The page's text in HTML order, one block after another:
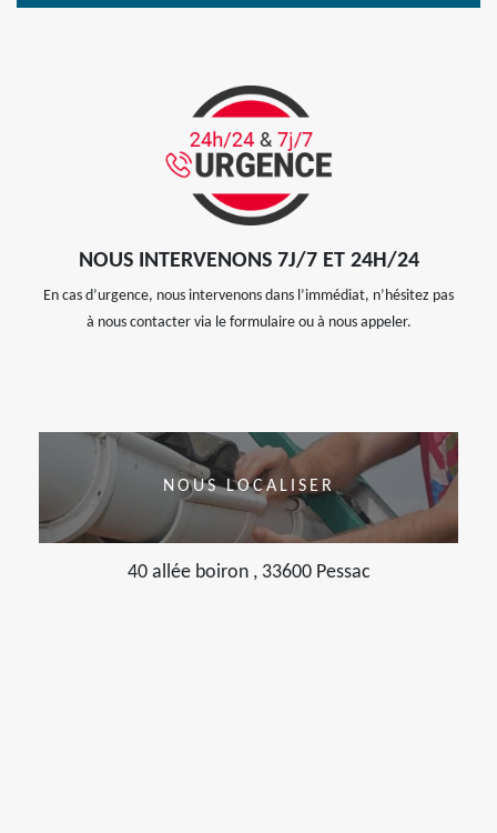
NOUS INTERVENONS 7J/7 ET 24H/24
En cas d’urgence, nous intervenons dans l’immédiat, n’hésitez pas
à nous contacter via le formulaire ou à nous appeler.
NOUS LOCALISER
40 allée boiron , 33600 Pessac